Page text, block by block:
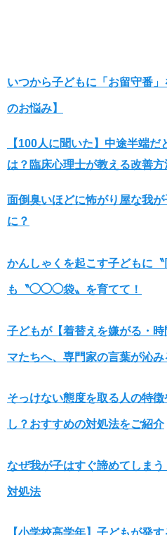
いつから子どもに「お留守番
のお悩み】
【100人に聞いた】中途半端
は？臨床心理士が教える改善
面倒臭いほどに怖がり屋な我
に？
かんしゃくを起こす子どもに
も〝◯◯◯袋〟を育てて！
子どもが【着替えを嫌がる・
マたちへ、専門家の言葉が沁
そっけない態度を取る人の特
し？おすすめの対処法をご紹介
なぜ我が子はすぐ諦めてしま
対処法
【小学校高学年】子どもが発